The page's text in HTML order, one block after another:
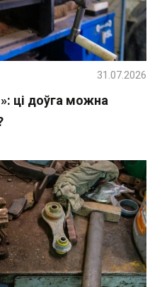
ці доўга можна
31.07.2026